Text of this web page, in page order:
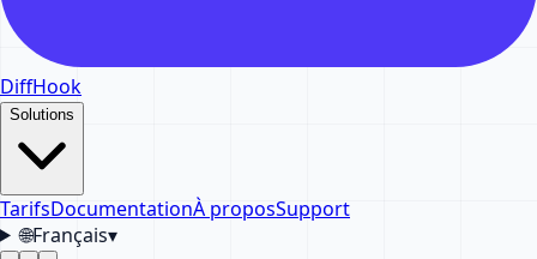
DiffHook
Solutions
TarifsDocumentationÀ proposSupport
🌐Français▾